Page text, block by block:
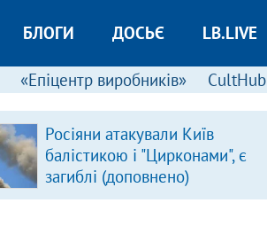
БЛОГИ ДОСЬЄ LB.LIVE
«Епіцентр виробників» CultHub
Росіяни атакували Київ
балістикою і "Цирконами", є
загиблі (доповнено)